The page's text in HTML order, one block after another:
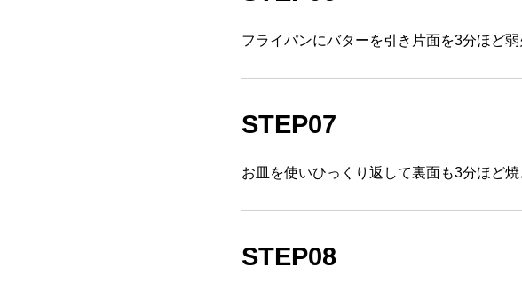
フライパンにバターを引き片面を3分ほど弱
STEP07
お皿を使いひっくり返して裏面も3分ほど焼
STEP08